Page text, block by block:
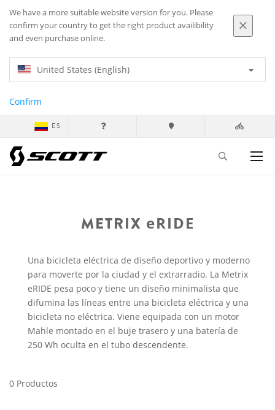
We have a more suitable website version for you. Please
confirm your country to get the right product availibility
and even purchase online.
United States (English)
Confirm
ES
METRIX eRIDE
Una bicicleta eléctrica de diseño deportivo y moderno
para moverte por la ciudad y el extrarradio. La Metrix
eRIDE pesa poco y tiene un diseño minimalista que
difumina las líneas entre una bicicleta eléctrica y una
bicicleta no eléctrica. Viene equipada con un motor
Mahle montado en el buje trasero y una batería de
250 Wh oculta en el tubo descendente.
0 Productos